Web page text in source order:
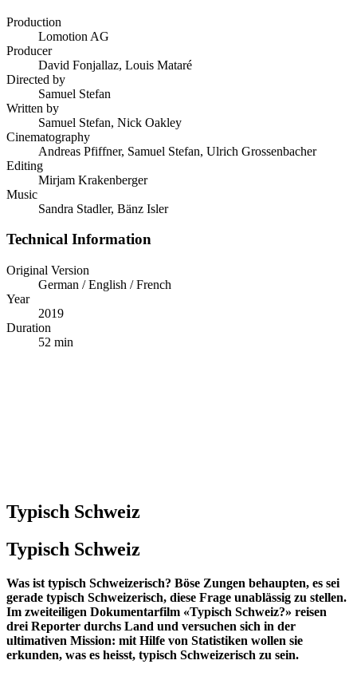
Production
Lomotion AG
Producer
David Fonjallaz, Louis Mataré
Directed by
Samuel Stefan
Written by
Samuel Stefan, Nick Oakley
Cinematography
Andreas Pfiffner, Samuel Stefan, Ulrich Grossenbacher
Editing
Mirjam Krakenberger
Music
Sandra Stadler, Bänz Isler
Technical Information
Original Version
German / English / French
Year
2019
Duration
52 min
Typisch Schweiz
Typisch Schweiz
Was ist typisch Schweizerisch? Böse Zungen behaupten, es sei
gerade typisch Schweizerisch, diese Frage unablässig zu stellen.
Im zweiteiligen Dokumentarfilm «Typisch Schweiz?» reisen
drei Reporter durchs Land und versuchen sich in der
ultimativen Mission: mit Hilfe von Statistiken wollen sie
erkunden, was es heisst, typisch Schweizerisch zu sein.